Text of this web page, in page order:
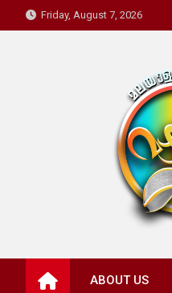
to
Friday, August 7, 2026
Mazhavil
ABOUT US